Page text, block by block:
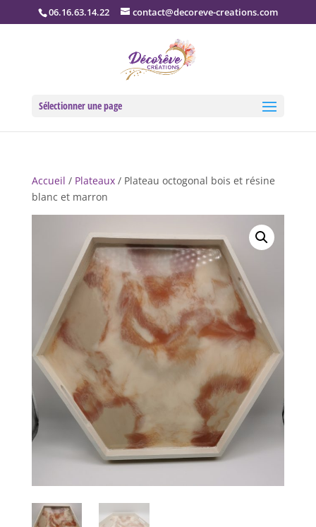
06.16.63.14.22 contact@decoreve-creations.com
Sélectionner une page
Accueil / Plateaux/ Plateau octogonal bois et résine
blanc et marron